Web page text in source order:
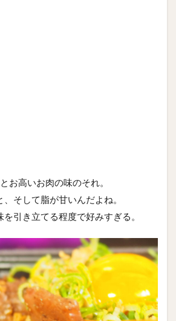
お高いお肉の味のそれ。
、そして脂が甘いんだよね。
引き立てる程度で好みすぎる。